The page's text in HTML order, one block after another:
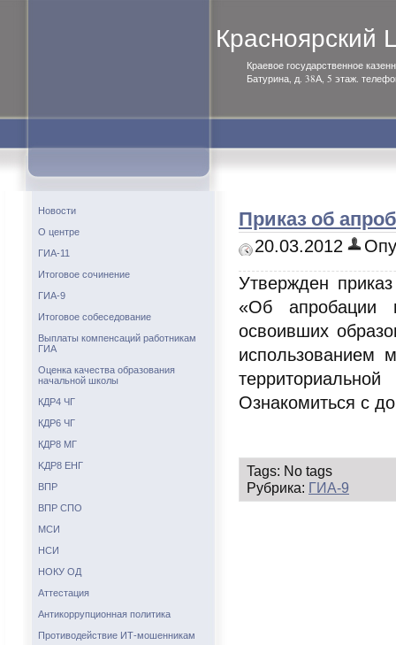
Красноярский
Краевое государственное
Батурина, д. 38А, 5 этаж.
Приказ об
20.03.2012
Утвержден
«Об апробации
освоивших
использованием
Ознакомиться с
Tags: No tags
Рубрика: ГИА-9
Новости
О центре
ГИА-11
Итоговое сочинение
ГИА-9
Итоговое собеседование
Выплаты компенсаций работникам
ГИА
Оценка качества образования
начальной школы
КДР4 ЧГ
КДР6 ЧГ
КДР8 МГ
KДР8 ЕНГ
ВПР
ВПР СПО
МСИ
НСИ
НОКУ ОД
Аттестация
Антикоррупционная политика
Противодействие ИТ-мошенникам